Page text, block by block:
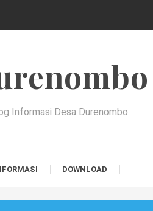
Informasi Desa Durenombo
DOWNLOAD